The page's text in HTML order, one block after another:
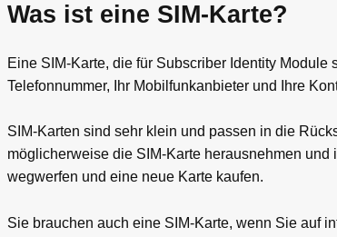
Was ist eine SIM-Karte?
Eine SIM-Karte, die für Subscriber Identity
Telefonnummer, Ihr Mobilfunkanbieter und Ihre
SIM-Karten sind sehr klein und passen in die
möglicherweise die SIM-Karte herausnehmen
wegwerfen und eine neue Karte kaufen.
Sie brauchen auch eine SIM-Karte, wenn Sie auf